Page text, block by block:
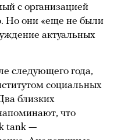
с организацией
Но они «еще не были
актуальных
следующего года,
социальных
близких
что
tank —